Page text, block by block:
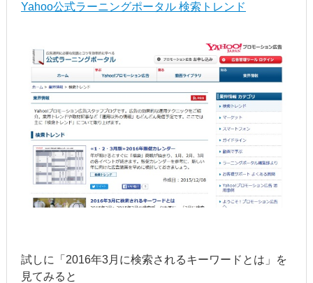
Yahoo公式ラーニングポータル 検索トレンド
試しに「2016年3月に検索されるキーワードとは」を
見てみると